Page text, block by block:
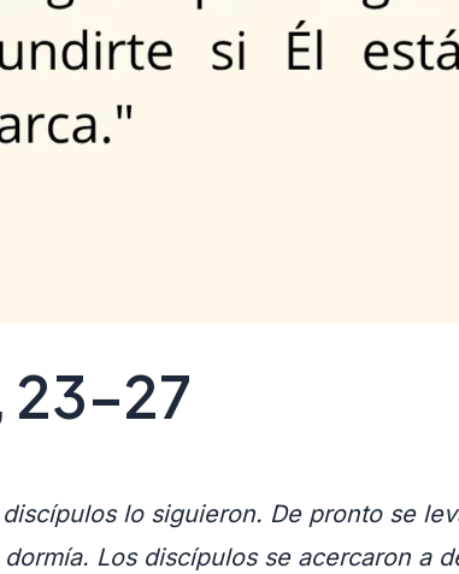
23–27
lo siguieron. De pronto se
Los discípulos se acercaron a